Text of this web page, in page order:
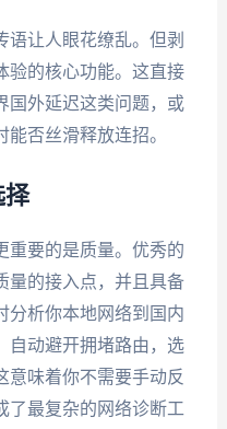
语让人眼花缭乱。但剥
验的核心功能。这直接
国外延迟这类问题，或
否丝滑释放连招。
择
重要的是质量。优秀的
量的接入点，并且具备
分析你本地网络到国内
自动避开拥堵路由，选
意味着你不需要手动反
了最复杂的网络诊断工